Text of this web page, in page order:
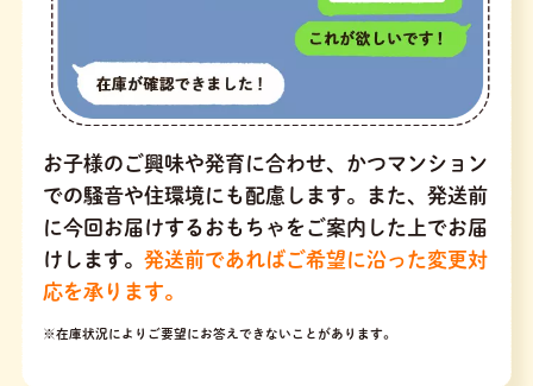
お子様のご興味や発育に合わせ、かつマンション
での騒音や住環境にも配慮します。また、発送前
に今回お届けするおもちゃをご案内した上でお届
けします。 発送前であればご希望に沿った変更対
応を承ります。
※在庫状況によりご要望にお答えできないことがあります。